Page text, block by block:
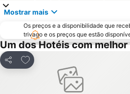
Mostrar mais
Os preços e a disponibilidade que
trivago e os preços que estão
Um dos Hotéis com
Partilhar
Adicionar aos favoritos